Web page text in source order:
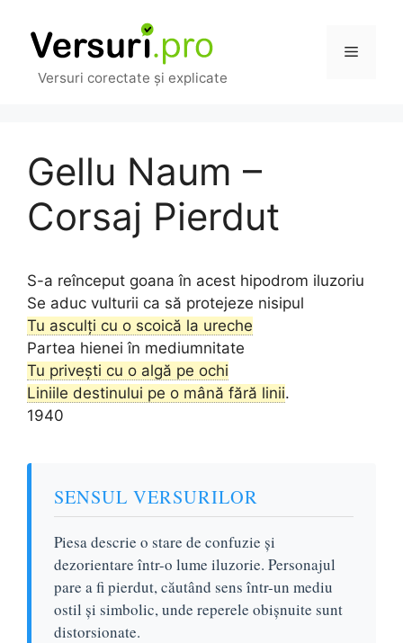
conținut
Versuri corectate și explicate
Meniu
Gellu Naum –
Corsaj Pierdut
S-a reînceput goana în acest hipodrom iluzoriu
Se aduc vulturii ca să protejeze nisipul
Tu asculți cu o scoică la ureche
Partea hienei în mediumnitate
Tu privești cu o algă pe ochi
Liniile destinului pe o mână fără linii.
1940
SENSUL VERSURILOR
Piesa descrie o stare de confuzie și
dezorientare într-o lume iluzorie. Personajul
pare a fi pierdut, căutând sens într-un mediu
ostil și simbolic, unde reperele obișnuite sunt
distorsionate.